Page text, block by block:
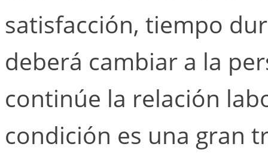
satisfacción, tiempo
deberá cambiar a la
continúe la relación
condición es una gran